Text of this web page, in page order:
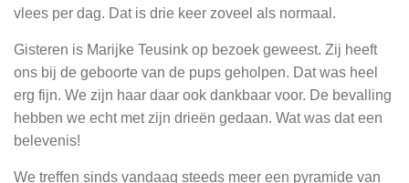
vlees per dag. Dat is drie keer zoveel als normaal.
Gisteren is Marijke Teusink op bezoek geweest. Zij heeft
ons bij de geboorte van de pups geholpen. Dat was heel
erg fijn. We zijn haar daar ook dankbaar voor. De bevalling
hebben we echt met zijn drieën gedaan. Wat was dat een
belevenis!
We treffen sinds vandaag steeds meer een pyramide van